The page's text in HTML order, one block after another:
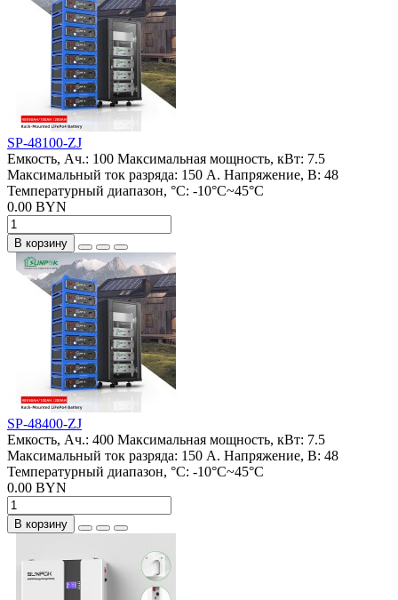
SP-48100-ZJ
Емкость, Ач.: 100 Максимальная мощность, кВт: 7.5
Максимальный ток разряда: 150 А. Напряжение, В: 48
Температурный диапазон, °C: -10°C~45°C
0.00 BYN
В корзину
SP-48400-ZJ
Емкость, Ач.: 400 Максимальная мощность, кВт: 7.5
Максимальный ток разряда: 150 А. Напряжение, В: 48
Температурный диапазон, °C: -10°C~45°C
0.00 BYN
В корзину